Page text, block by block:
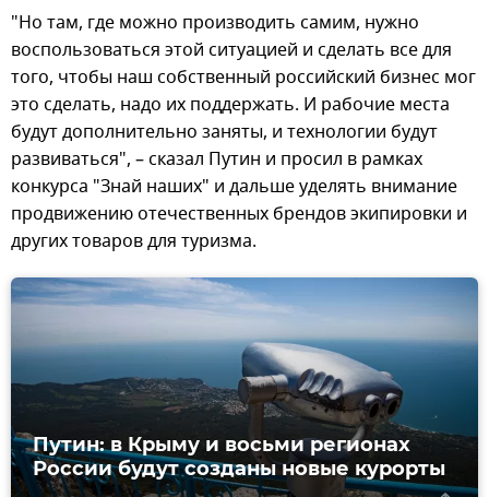
"Но там, где можно производить самим, нужно
воспользоваться этой ситуацией и сделать все для
того, чтобы наш собственный российский бизнес мог
это сделать, надо их поддержать. И рабочие места
будут дополнительно заняты, и технологии будут
развиваться", – сказал Путин и просил в рамках
конкурса "Знай наших" и дальше уделять внимание
продвижению отечественных брендов экипировки и
других товаров для туризма.
Путин: в Крыму и восьми регионах
России будут созданы новые курорты